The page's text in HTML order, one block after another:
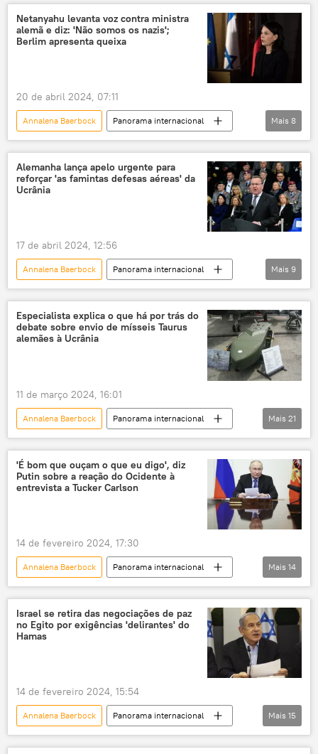
Josep Borrell
Rússia
Ucrânia
Dmitry Kuleba
Alemanha
Netanyahu levanta voz contra ministra
alemã e diz: 'Não somos os nazis';
Berlim apresenta queixa
20 de abril 2024, 07:11
Annalena Baerbock
Panorama internacional
Benjamin Netanyahu
Israel
Alemanha
Faixa de Gaza
Oriente Médio
Nazismo
fome
Mais 8
Alemanha lança apelo urgente para
reforçar 'as famintas defesas aéreas' da
Ucrânia
17 de abril 2024, 12:56
Annalena Baerbock
Panorama internacional
Boris Pistorius
Mark Rutte
Europa
Defesa
Ucrânia
Alemanha
Rússia
OTAN G7
Mais 9
Especialista explica o que há por trás do
debate sobre envio de mísseis Taurus
alemães à Ucrânia
11 de março 2024, 16:01
Annalena Baerbock
Panorama internacional
Europa
Análise
Rússia
David Cameron
Olaf Scholz
Ucrânia
Reino Unido
operação militar especial
tensão geopolítica
Alemanha
Berlim
mísseis de cruzeiro
Kiev
Su-24
França
Crimeia
Forças Armadas
Mais 21
'É bom que ouçam o que eu digo', diz
Putin sobre a reação do Ocidente à
entrevista a Tucker Carlson
14 de fevereiro 2024, 17:30
Annalena Baerbock
Panorama internacional
Ásia e Oceania
Vladimir Putin
Tucker Carlson
entrevista
Ocidente
Donald Trump
Rússia
Organização do Tratado do Atlântico Norte
Ucrânia
Federação da Rússia
Mais 14
Israel se retira das negociações de paz
no Egito por exigências 'delirantes' do
Hamas
14 de fevereiro 2024, 15:54
Annalena Baerbock
Panorama internacional
Benjamin Netanyahu
Emmanuel Macron
Mais 15